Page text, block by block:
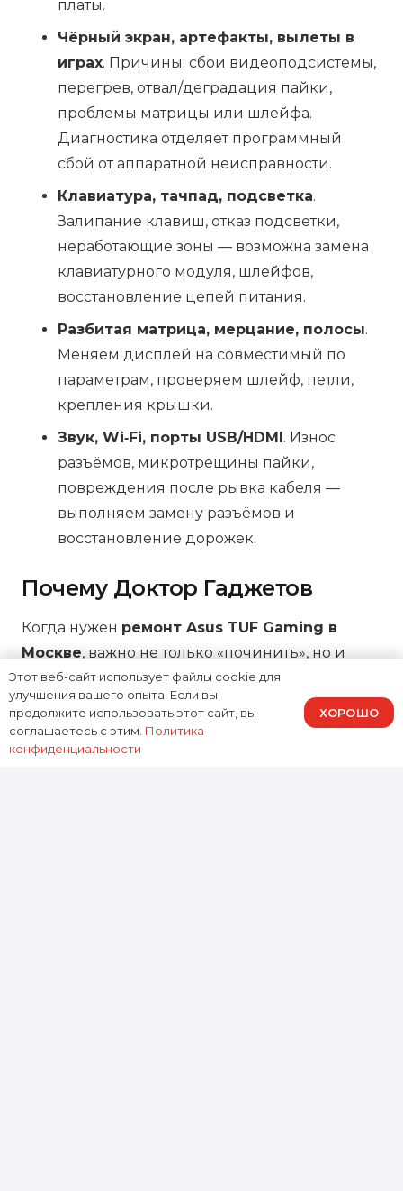
платы.
Чёрный экран, артефакты, вылеты в
играх. Причины: сбои видеоподсистемы,
перегрев, отвал/деградация пайки,
проблемы матрицы или шлейфа.
Диагностика отделяет программный
сбой от аппаратной неисправности.
Клавиатура, тачпад, подсветка.
Залипание клавиш, отказ подсветки,
неработающие зоны — возможна замена
клавиатурного модуля, шлейфов,
восстановление цепей питания.
Разбитая матрица, мерцание, полосы.
Меняем дисплей на совместимый по
параметрам, проверяем шлейф, петли,
крепления крышки.
Звук, Wi‑Fi, порты USB/HDMI. Износ
разъёмов, микротрещины пайки,
повреждения после рывка кабеля —
выполняем замену разъёмов и
восстановление дорожек.
Почему Доктор Гаджетов
Когда нужен ремонт Asus TUF Gaming в
Москве, важно не только «починить», но и
сохранить ресурс устройства. В Доктор
Гаджетов мы проводим диагностику,
согласуем стоимость до начала работ,
используем качественные комплектующие и
Этот веб-сайт использует файлы cookie для
улучшения вашего опыта. Если вы
продолжите использовать этот сайт, вы
соглашаетесь с этим. Политика
конфиденциальности
ХОРОШО